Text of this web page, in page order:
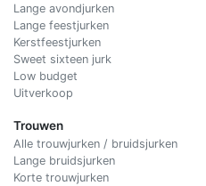
Lange avondjurken
Lange feestjurken
Kerstfeestjurken
Sweet sixteen jurk
Low budget
Uitverkoop
Trouwen
Alle trouwjurken / bruidsjurken
Lange bruidsjurken
Korte trouwjurken